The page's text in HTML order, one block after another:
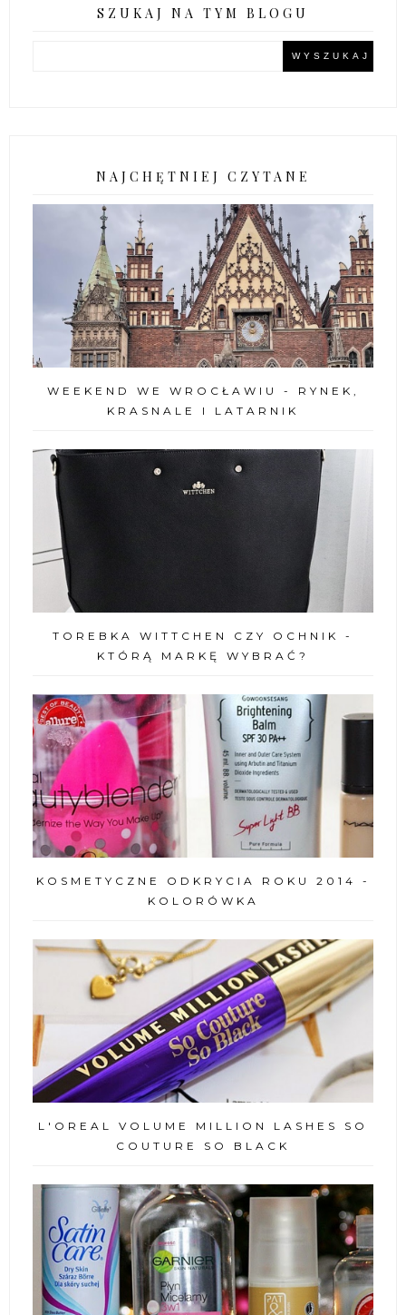
SZUKAJ NA TYM BLOGU
NAJCHĘTNIEJ CZYTANE
WEEKEND WE WROCŁAWIU - RYNEK,
KRASNALE I LATARNIK
TOREBKA WITTCHEN CZY OCHNIK -
KTÓRĄ MARKĘ WYBRAĆ?
KOSMETYCZNE ODKRYCIA ROKU 2014 -
KOLORÓWKA
L'OREAL VOLUME MILLION LASHES SO
COUTURE SO BLACK